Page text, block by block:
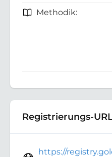
Methodik:
Registrierungs-
https://